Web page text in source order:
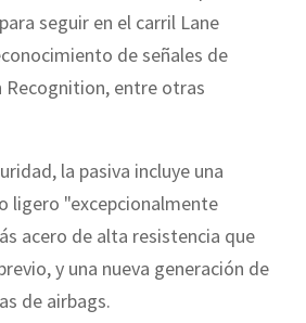
seguir en el carril Lane
de señales de
entre otras
la pasiva incluye una
ligero "excepcionalmente
acero de alta resistencia que
y una nueva generación de
de airbags.